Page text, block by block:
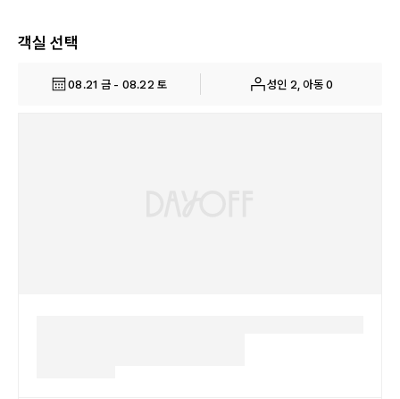
객실 선택
08.21 금 - 08.22 토 성인 2, 아동 0